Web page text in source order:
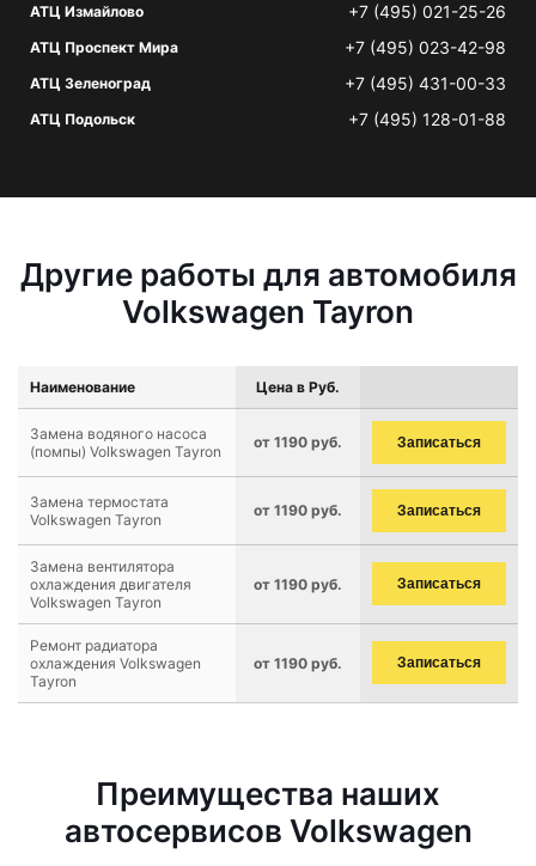
АТЦ Измайлово +7 (495) 021-25-26
АТЦ Проспект Мира +7 (495) 023-42-98
АТЦ Зеленоград +7 (495) 431-00-33
АТЦ Подольск +7 (495) 128-01-88
Другие работы для автомобиля
Volkswagen Tayron
Наименование Цена в Руб.
Замена водяного насоса
(помпы) Volkswagen Tayron
от 1190 руб. Записаться
Замена термостата
Volkswagen Tayron
от 1190 руб. Записаться
Замена вентилятора
охлаждения двигателя
Volkswagen Tayron
от 1190 руб. Записаться
Ремонт радиатора
охлаждения Volkswagen
Tayron
от 1190 руб. Записаться
Преимущества наших
автосервисов Volkswagen